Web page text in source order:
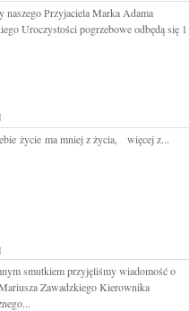
naszego Przyjaciela Marka Adama
Uroczystości pogrzebowe odbędą się 1
życie ma mniej z życia, więcej z...
smutkiem przyjęliśmy wiadomość o
Zawadzkiego Kierownika